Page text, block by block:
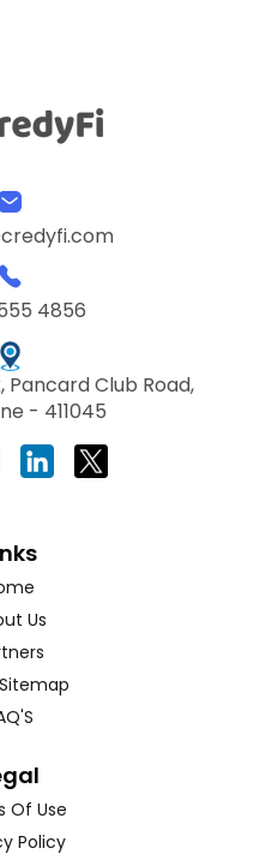
4856
Pancard Club Road,
- 411045
Us
Of Use
Policy